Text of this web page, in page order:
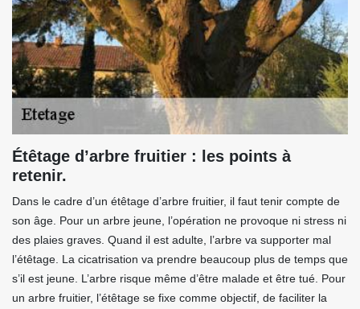
Étêtage d’arbre fruitier : les points à
retenir.
Dans le cadre d’un étêtage d’arbre fruitier, il faut tenir compte de
son âge. Pour un arbre jeune, l’opération ne provoque ni stress ni
des plaies graves. Quand il est adulte, l’arbre va supporter mal
l’étêtage. La cicatrisation va prendre beaucoup plus de temps que
s’il est jeune. L’arbre risque même d’être malade et être tué. Pour
un arbre fruitier, l’étêtage se fixe comme objectif, de faciliter la